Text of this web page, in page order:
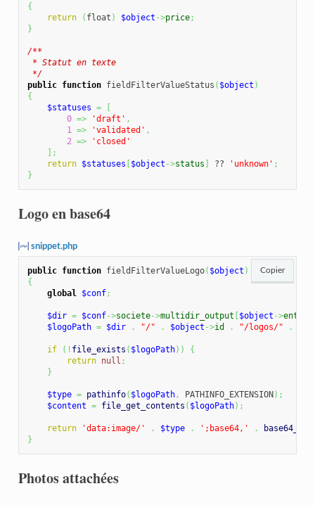
{
return
( float ) $object ->price;
}
/**
* Statut en texte
*/
public
function fieldFilterValueStatus ( $object )
{
$statuses =
[
0 => 'draft' ,
1
=> 'validated' ,
2 =>
'closed'
] ;
return
$statuses [$object ->status ] ?? 'unknown' ;
}
Logo en base64
snippet.php
public function fieldFilterValueLogo( $object )
{
global
$conf;
$dir = $conf->societe->multidir_output [$object ->entity
$logoPath = $dir . "/" . $object ->id . "/logos/" .
if ( ! file_exists ( $logoPath) )
{
return
null ;
}
$type = pathinfo( $logoPath, PATHINFO_EXTENSION) ;
$content = file_get_contents ( $logoPath) ;
return 'data:image/' . $type . ';base64,' .
}
Copier
Photos attachées